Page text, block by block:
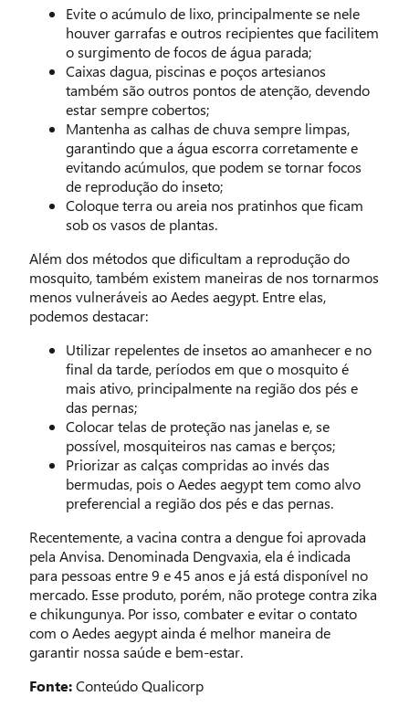
Evite o acúmulo de lixo, principalmente se nele
houver garrafas e outros recipientes que facilitem
o surgimento de focos de água parada;
Caixas dagua, piscinas e poços artesianos
também são outros pontos de atenção, devendo
estar sempre cobertos;
Mantenha as calhas de chuva sempre limpas,
garantindo que a água escorra corretamente e
evitando acúmulos, que podem se tornar focos
de reprodução do inseto;
Coloque terra ou areia nos pratinhos que ficam
sob os vasos de plantas.
Além dos métodos que dificultam a reprodução do
mosquito, também existem maneiras de nos tornarmos
menos vulneráveis ao Aedes aegypt. Entre elas,
podemos destacar:
Utilizar repelentes de insetos ao amanhecer e no
final da tarde, períodos em que o mosquito é
mais ativo, principalmente na região dos pés e
das pernas;
Colocar telas de proteção nas janelas e, se
possível, mosquiteiros nas camas e berços;
Priorizar as calças compridas ao invés das
bermudas, pois o Aedes aegypt tem como alvo
preferencial a região dos pés e das pernas.
Recentemente, a vacina contra a dengue foi aprovada
pela Anvisa. Denominada Dengvaxia, ela é indicada
para pessoas entre 9 e 45 anos e já está disponível no
mercado. Esse produto, porém, não protege contra zika
e chikungunya. Por isso, combater e evitar o contato
com o Aedes aegypt ainda é melhor maneira de
garantir nossa saúde e bem-estar.
Fonte:Conteúdo Qualicorp